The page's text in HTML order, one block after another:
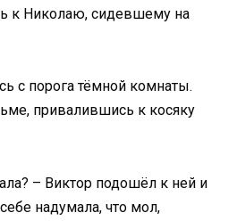
к Николаю, сидевшему на
с порога тёмной комнаты.
привалившись к косяку
– Виктор подошёл к ней и
надумала, что мол,